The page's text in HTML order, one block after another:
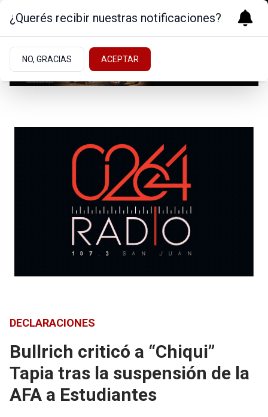
DECLARACIONES
Bullrich criticó a “Chiqui”
Tapia tras la suspensión de la
AFA a Estudiantes
¿Querés recibir nuestras notificaciones?
NO, GRACIAS ACEPTAR